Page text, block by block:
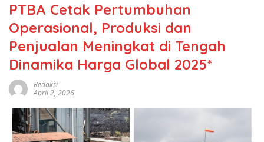
PTBA Cetak Pertumbuhan
Operasional, Produksi dan
Penjualan Meningkat di Tengah
Dinamika Harga Global 2025*
Redaksi
April 2, 2026